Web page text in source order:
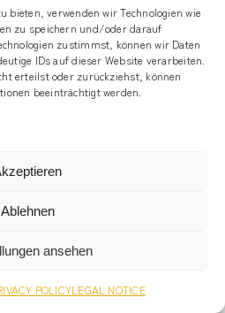
bieten, verwenden wir Technologien wie
zu speichern und/oder darauf
zustimmst, können wir Daten
IDs auf dieser Website verarbeiten.
erteilst oder zurückziehst, können
beeinträchtigt werden.
Ablehnen
ansehen
POLICYLEGAL NOTICE